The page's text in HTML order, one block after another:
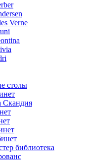
Verne
столы
Скандия
библиотека